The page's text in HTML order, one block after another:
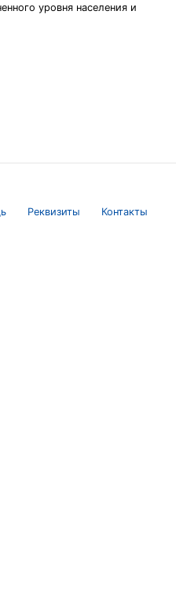
уровня населения и
Реквизиты Контакты